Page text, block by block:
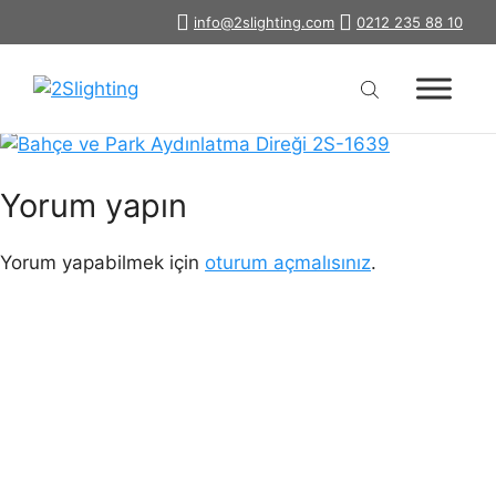
atla
info@2slighting.com 0212 235 88 10
bahce-park-aydinlatma-diregi-2s-
1639
Yorum yapın
Yorum yapabilmek için oturum açmalısınız.